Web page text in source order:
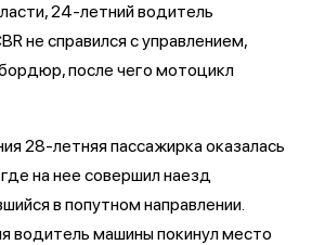
24-летний водитель
не справился с управлением,
после чего мотоцикл
28-летняя пассажирка оказалась
на нее совершил наезд
в попутном направлении.
водитель машины покинул место